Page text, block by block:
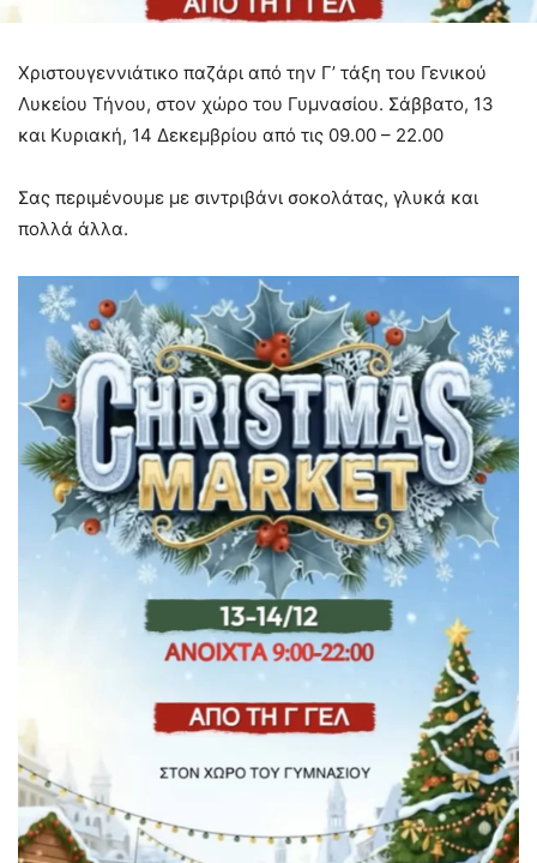
Χριστουγεννιάτικο παζάρι από την Γ’ τάξη του Γενικού
Λυκείου Τήνου, στον χώρο του Γυμνασίου. Σάββατο, 13
και Κυριακή, 14 Δεκεμβρίου από τις 09.00 – 22.00
Σας περιμένουμε με σιντριβάνι σοκολάτας, γλυκά και
πολλά άλλα.